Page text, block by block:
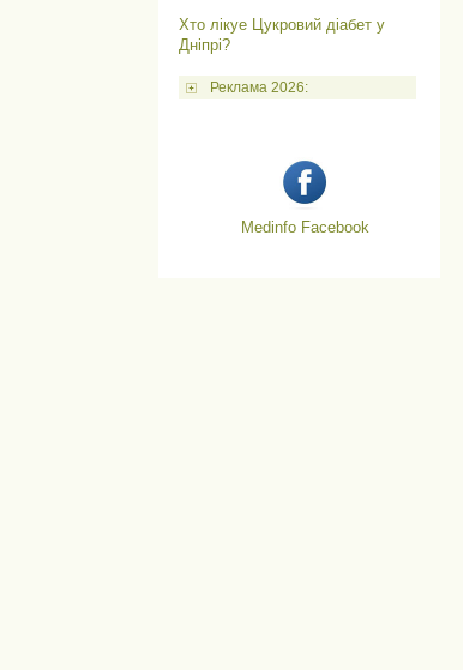
Хто лікуе Цукровий діабет у
Дніпрі?
Реклама 2026:
Medinfo Facebook